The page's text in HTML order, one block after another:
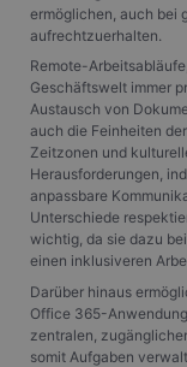
ermöglichen, auch bei
aufrechtzuerhalten.
Remote-
Geschäftswelt immer
Austausch von
auch die Feinheiten
Zeitzonen und
Herausforderungen,
anpassbare
Unterschiede
wichtig, da sie dazu
einen inklusiveren
Darüber hinaus
Office 365-
zentralen,
somit Aufgaben